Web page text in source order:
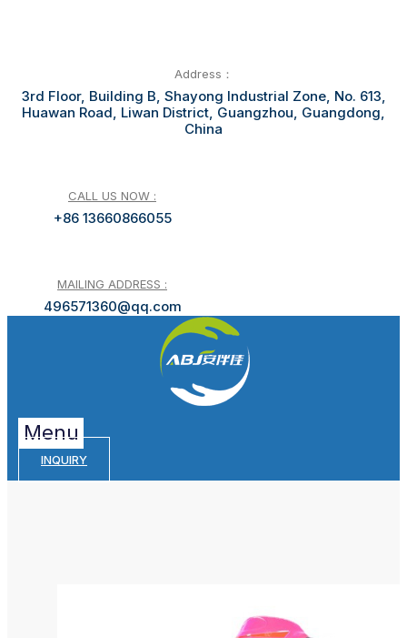
Address：
3rd Floor, Building B, Shayong Industrial Zone, No. 613,
Huawan Road, Liwan District, Guangzhou, Guangdong,
China
CALL US NOW :
+86 13660866055
MAILING ADDRESS :
496571360@qq.com
Menu
INQUIRY